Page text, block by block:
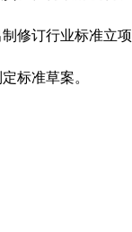
修订行业标准立项
标准草案。